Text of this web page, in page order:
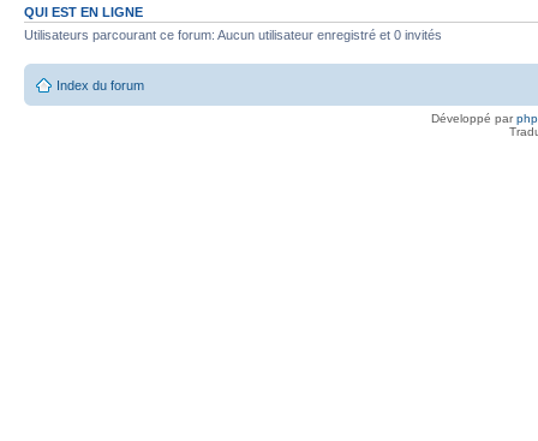
QUI EST EN LIGNE
Utilisateurs parcourant ce forum: Aucun utilisateur enregistré et 0 invités
Index du forum
Développé par